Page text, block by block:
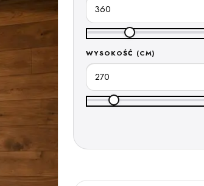
WYSOKOŚĆ (CM)